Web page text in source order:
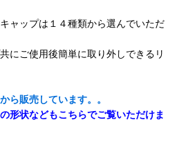
ャップは１４種類から選んでいただ
にご使用後簡単に取り外しできるリ
ら販売しています。。
形状などもこちらでご覧いただけま